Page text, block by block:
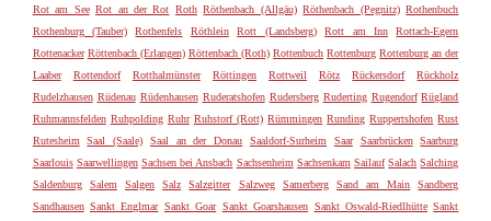
Rot am See Rot an der Rot Roth Röthenbach (Allgäu) Röthenbach (Pegnitz) Rothenbuch
Rothenburg (Tauber)
Rothenfels Röthlein Rott (Landsberg) Rott am Inn
Rottach-Egern
Rottenacker Röttenbach (Erlangen) Röttenbach (Roth) Rottenbuch Rottenburg Rottenburg an der
Laaber
Rottendorf Rotthalmünster Röttingen Rottweil Rötz Rückersdorf
Rückholz
Rudelzhausen Rüdenau Rüdenhausen Ruderatshofen Rudersberg Ruderting Rugendorf Rügland
Ruhmannsfelden Ruhpolding Ruhr Ruhstorf (Rott) Rümmingen Runding Ruppertshofen Rust
Rutesheim
Saal (Saale) Saal an der Donau Saaldorf-Surheim Saar Saarbrücken
Saarburg
Saarlouis Saarwellingen Sachsen bei Ansbach Sachsenheim Sachsenkam Sailauf Salach Salching
Saldenburg
Salem Salgen Salz Salzgitter Salzweg Samerberg Sand am Main
Sandberg
Sandhausen Sankt Englmar Sankt Goar Sankt Goarshausen Sankt Oswald-Riedlhütte Sankt